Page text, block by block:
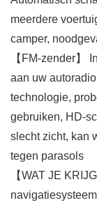
meerdere
camper,
【FM-zender】
aan uw
technologie,
gebruiken, HD-
slecht zicht, kan
tegen parasols
【WAT JE